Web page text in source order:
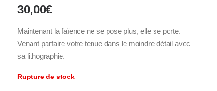
30,00€
Maintenant la faïence ne se pose plus, elle se porte.
Venant parfaire votre tenue dans le moindre détail avec
sa lithographie.
Rupture de stock